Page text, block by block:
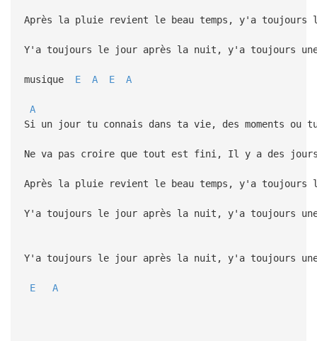
Après la pluie revient le beau temps, y'a toujours
Y'a toujours le jour après la nuit, y'a toujours
musique E A E A
A
Si un jour tu connais dans ta vie, des moments ou
Ne va pas croire que tout est fini, Il y a des
Après la pluie revient le beau temps, y'a toujours
Y'a toujours le jour après la nuit, y'a toujours
Y'a toujours le jour après la nuit, y'a toujours
E A